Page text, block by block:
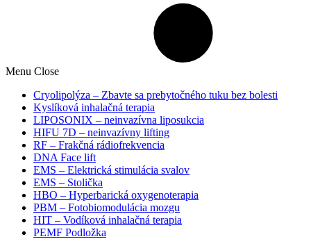
Menu Close
Cryolipolýza – Zbavte sa prebytočného tuku bez bolesti
Kyslíková inhalačná terapia
LIPOSONIX – neinvazívna liposukcia
HIFU 7D – neinvazívny lifting
RF – Frakčná rádiofrekvencia
DNA Face lift
EMS – Elektrická stimulácia svalov
EMS – Stolička
HBO – Hyperbarická oxygenoterapia
PBM – Fotobiomodulácia mozgu​
HIT – Vodíková inhalačná terapia
PEMF Podložka